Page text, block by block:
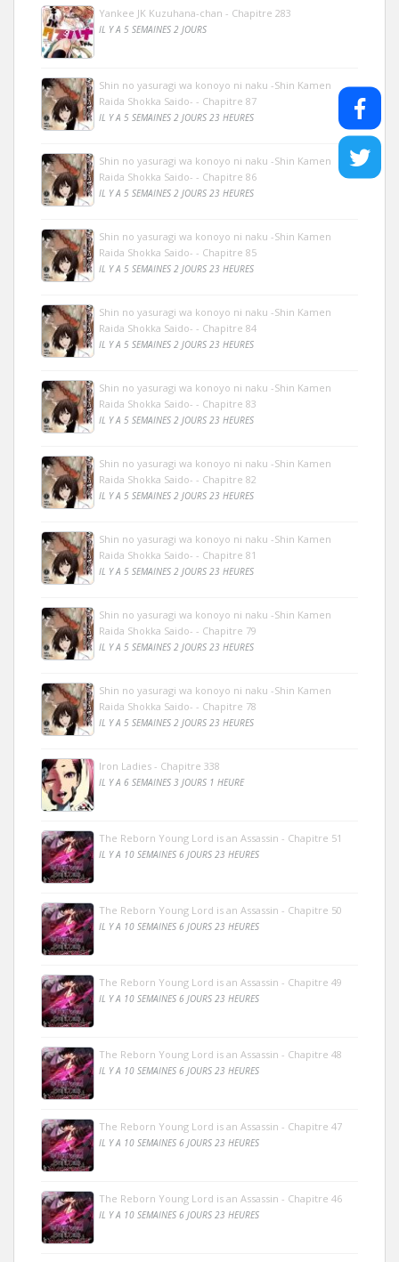
Yankee JK Kuzuhana-chan - Chapitre 283
IL Y A 5 SEMAINES 2 JOURS
Shin no yasuragi wa konoyo ni naku -Shin Kamen
Raida Shokka Saido- - Chapitre 87
IL Y A 5 SEMAINES 2 JOURS 23 HEURES
Shin no yasuragi wa konoyo ni naku -Shin Kamen
Raida Shokka Saido- - Chapitre 86
IL Y A 5 SEMAINES 2 JOURS 23 HEURES
Shin no yasuragi wa konoyo ni naku -Shin Kamen
Raida Shokka Saido- - Chapitre 85
IL Y A 5 SEMAINES 2 JOURS 23 HEURES
Shin no yasuragi wa konoyo ni naku -Shin Kamen
Raida Shokka Saido- - Chapitre 84
IL Y A 5 SEMAINES 2 JOURS 23 HEURES
Shin no yasuragi wa konoyo ni naku -Shin Kamen
Raida Shokka Saido- - Chapitre 83
IL Y A 5 SEMAINES 2 JOURS 23 HEURES
Shin no yasuragi wa konoyo ni naku -Shin Kamen
Raida Shokka Saido- - Chapitre 82
IL Y A 5 SEMAINES 2 JOURS 23 HEURES
Shin no yasuragi wa konoyo ni naku -Shin Kamen
Raida Shokka Saido- - Chapitre 81
IL Y A 5 SEMAINES 2 JOURS 23 HEURES
Shin no yasuragi wa konoyo ni naku -Shin Kamen
Raida Shokka Saido- - Chapitre 79
IL Y A 5 SEMAINES 2 JOURS 23 HEURES
Shin no yasuragi wa konoyo ni naku -Shin Kamen
Raida Shokka Saido- - Chapitre 78
IL Y A 5 SEMAINES 2 JOURS 23 HEURES
Iron Ladies - Chapitre 338
IL Y A 6 SEMAINES 3 JOURS 1 HEURE
The Reborn Young Lord is an Assassin - Chapitre 51
IL Y A 10 SEMAINES 6 JOURS 23 HEURES
The Reborn Young Lord is an Assassin - Chapitre 50
IL Y A 10 SEMAINES 6 JOURS 23 HEURES
The Reborn Young Lord is an Assassin - Chapitre 49
IL Y A 10 SEMAINES 6 JOURS 23 HEURES
The Reborn Young Lord is an Assassin - Chapitre 48
IL Y A 10 SEMAINES 6 JOURS 23 HEURES
The Reborn Young Lord is an Assassin - Chapitre 47
IL Y A 10 SEMAINES 6 JOURS 23 HEURES
The Reborn Young Lord is an Assassin - Chapitre 46
IL Y A 10 SEMAINES 6 JOURS 23 HEURES